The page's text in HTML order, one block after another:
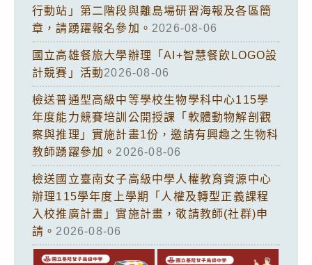
行動站」第二階段與離島場研習海報及各區簡
章，請踴躍報名參加。 2026-08-06
國立高雄餐旅大學辦理「AI+智慧餐飲LOGO設
計競賽」活動2026-08-06
檢送普通型高級中等學校生物學科中心115學
年度能力競賽培訓公開授課「軟體動物解剖觀
察與推理」實施計畫1份，邀請有興趣之生物科
教師踴躍參加。 2026-08-06
檢送國立臺南女子高級中學人權教育資源中心
辦理115學年度上學期「人權及轉型正義課程
入校推廣計畫」實施計畫，敬請教師(社群)申
請。 2026-08-06